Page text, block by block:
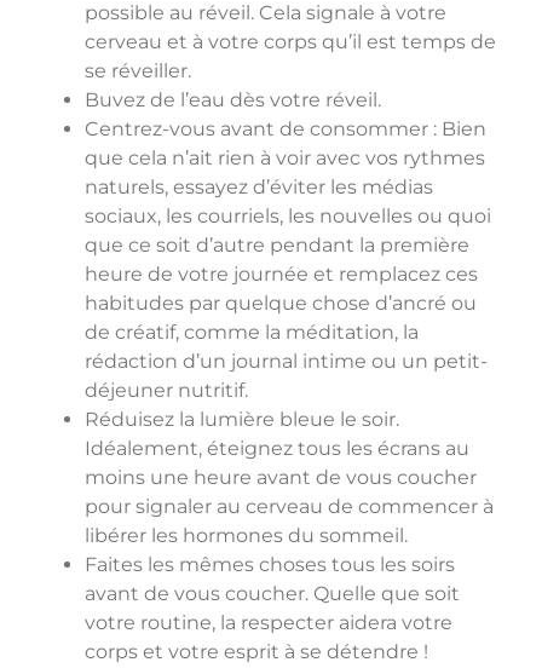
possible au réveil. Cela signale à votre
cerveau et à votre corps qu’il est temps de
se réveiller.
Buvez de l’eau dès votre réveil.
Centrez-vous avant de consommer : Bien
que cela n’ait rien à voir avec vos rythmes
naturels, essayez d’éviter les médias
sociaux, les courriels, les nouvelles ou quoi
que ce soit d’autre pendant la première
heure de votre journée et remplacez ces
habitudes par quelque chose d’ancré ou
de créatif, comme la méditation, la
rédaction d’un journal intime ou un petit-
déjeuner nutritif.
Réduisez la lumière bleue le soir.
Idéalement, éteignez tous les écrans au
moins une heure avant de vous coucher
pour signaler au cerveau de commencer à
libérer les hormones du sommeil.
Faites les mêmes choses tous les soirs
avant de vous coucher. Quelle que soit
votre routine, la respecter aidera votre
corps et votre esprit à se détendre !